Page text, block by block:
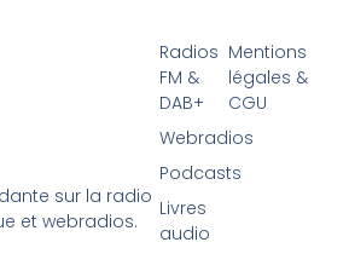
sur la radio
et webradios.
Radios
FM &
DAB+
Webradios
Podcasts
Livres
audio
Mentions
légales &
CGU